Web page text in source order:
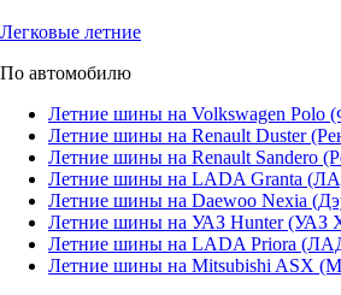
Легковые летние
По автомобилю
Летние шины на Volkswagen Polo
Летние шины на Renault Duster
Летние шины на Renault Sandero
Летние шины на LADA Granta
Летние шины на Daewoo Nexia
Летние шины на УАЗ Hunter (УАЗ
Летние шины на LADA Priora
Летние шины на Mitsubishi ASX